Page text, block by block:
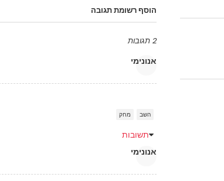
הוסף רשומת תגובה
2 תגובות
אנונימי
השב מחק
תשובות
אנונימי